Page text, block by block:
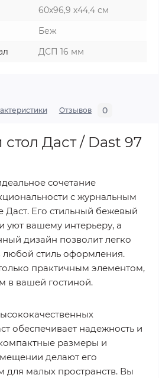
60х96,9 х44,4 см
Беж
ДСП 16 мм
Отзывов 0
Даст / Dast 97
сочетание
с журнальным
Даст. Его стильный бежевый
уют вашему интерьеру, а
дизайн позволит легко
любой стиль оформления.
практичным элементом,
в вашей гостиной.
обеспечивает надежность и
размеры и
делают его
малых пространств. Вы